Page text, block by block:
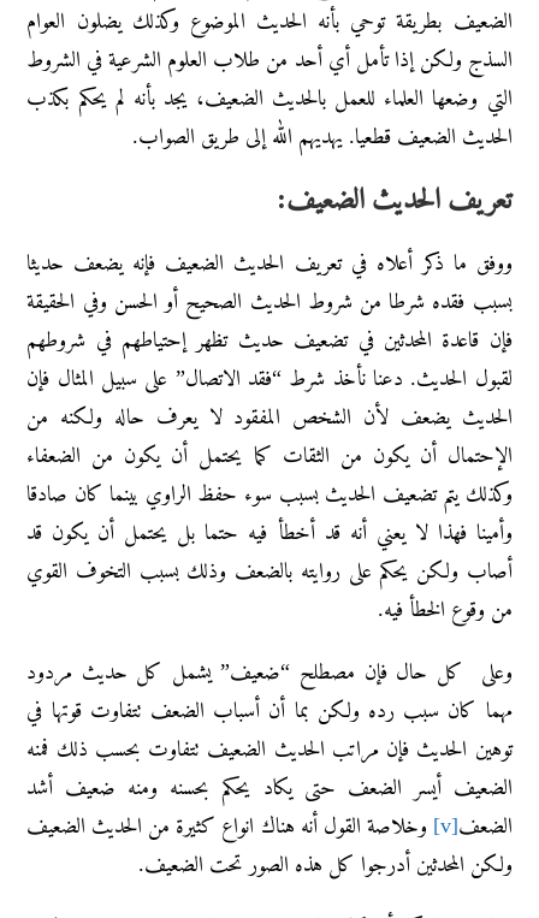
الضعيف بطريقة توحي بأنه الحديث الموضوع وكذلك يضلون العوام
السذج ولكن إذا تأمل أي أحد من طلاب العلوم الشرعية في الشروط
التي وضعها العلماء للعمل بالحديث الضعيف، يجد بأنه لم يحكم بكذب
الحديث الضعيف قطعيا. يهديهم الله إلى طريق الصواب.
تعريف الحديث الضعيف:
ووفق ما ذكر أعلاه في تعريف الحديث الضعيف فإنه يضعف حديثا
بسبب فقده شرطا من شروط الحديث الصحيح أو الحسن وفي الحقيقة
فإن قاعدة المحدثين في تضعيف حديث تظهر إحتياطهم في شروطهم
لقبول الحديث. دعنا نأخذ شرط “فقد الاتصال” على سبيل المثال فإن
الحديث يضعف لأن الشخص المفقود لا يعرف حاله ولكنه من
الإحتمال أن يكون من الثقات كما يحتمل أن يكون من الضعفاء
وكذلك يتم تضعيف الحديث بسبب سوء حفظ الراوي بينما كان صادقا
وأمينا فهذا لا يعني أنه قد أخطأ فيه حتما بل يحتمل أن يكون قد
أصاب ولكن يحكم على روايته بالضعف وذلك بسبب التخوف القوي
من وقوع الخطأ فيه.
وعلى كل حال فإن مصطلح “ضعيف” يشمل كل حديث مردود
مهما كان سبب رده ولكن بما أن أسباب الضعف تتفاوت قوتها في
توهين الحديث فإن مراتب الحديث الضعيف تتفاوت بحسب ذلك فمنه
الضعيف أيسر الضعف حتى يكاد يحكم بحسنه ومنه ضعيف أشد
الضعف[v]
وخلاصة القول أنه هناك انواع كثيرة من الحديث الضعيف
ولكن المحدثين أدرجوا كل هذه الصور تحت الضعيف.